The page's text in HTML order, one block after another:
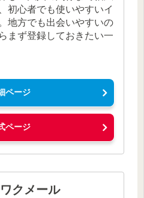
初心者でも使いやすいイ
地方でも出会いやすいの
まず登録しておきたい一
ページ
ページ
クメール